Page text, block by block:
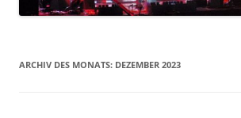
ARCHIV DES MONATS: DEZEMBER 2023